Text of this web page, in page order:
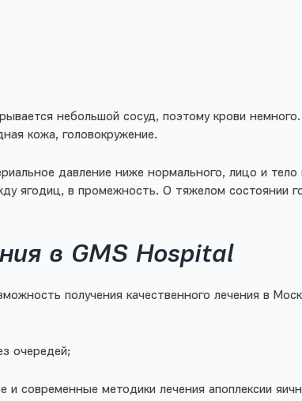
небольшой сосуд, поэтому крови
кожа, головокружение.
давление ниже нормального, лицо и
ягодиц, в промежность. О тяжелом состоянии
в GMS Hospital
получения качественного лечения в
очередей;
и современные методики лечения апоплексии